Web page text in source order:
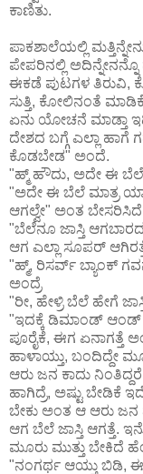
ಕಾಣಿತು.
ಪಾಕಶಾಲೆಯಲ್ಲಿ
ಪೇಪರಿನಲ್ಲಿ
ಈಕಡೆ ಪುಟಗಳ ತಿರುವಿ,
ಸುತ್ತಿ, ಕೋಲಿನಂತೆ
ಏನು ಯೋಚನೆ ಮಾಡ್ತಾ
ದೇಶದ ಬಗ್ಗೆ ಎಲ್ಲಾ ಹಾಗೆ
ಕೊಡಬೇಡ" ಅಂದೆ.
"ಹ್ಮ್ ಹೌದು, ಅದೇ ಈ ಬೆಲೆ
"ಅದೇ ಈ ಬೆಲೆ ಮಾತ್ರ
ಆಗಲ್ವೇ" ಅಂತ
"ಬೆಲೆನೂ ಜಾಸ್ತಿ
ಆಗ ಎಲ್ಲಾ ಸೂಪರ್
"ಹ್ಮ್, ರಿಸರ್ವ್ ಬ್ಯಾಂಕ್
ಅಂದ್ರೆ
"ರೀ, ಹೇಳ್ರಿ ಬೆಲೆ ಹೇಗೆ
"ಇದಕ್ಕೆ ಡಿಮಾಂಡ್ ಆಂಡ್
ಪೂರೈಕೆ, ಈಗ ಏನಾಗತ್ತೆ
ಹಾಳಾಯ್ತು, ಬಂದಿದ್ದೇ
ಆರು ಜನ ಕಾದು
ಹಾಗಿದ್ರೆ, ಅಷ್ಟು ಬೇಡಿಕೆ
ಬೇಕು ಅಂತ ಆ ಆರು
ಆಗ ಬೆಲೆ ಜಾಸ್ತಿ ಆಗತ್ತೆ.
ಮೂರು ಮುತ್ತು ಬೇಕಿದೆ
"ನಂಗರ್ಥ ಆಯ್ತು ಬಿಡಿ,